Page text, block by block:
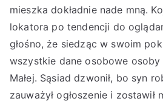
mieszka dokładnie nade mną.
lokatora po tendencji do
głośno, że siedząc w swoim
wszystkie dane osobowe
Małej. Sąsiad dzwonił, bo syn
zauważył ogłoszenie i zostawił